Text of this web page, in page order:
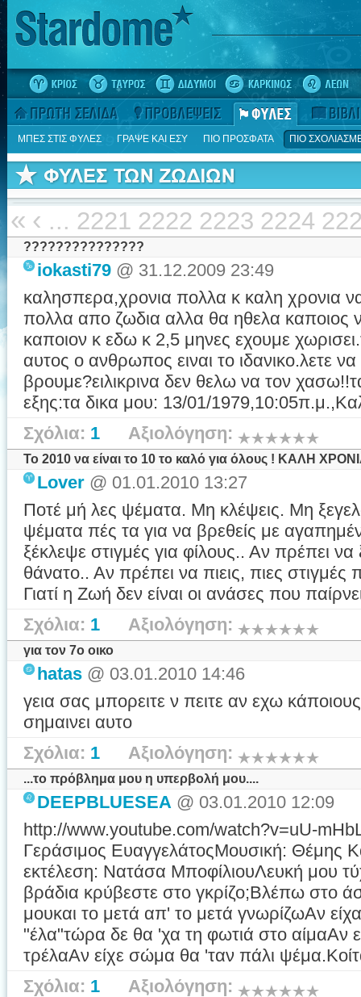
ΜΠΕΣ ΣΤΙΣ ΦΥΛΕΣ ΓΡΑΨΕ ΚΑΙ ΕΣΥ ΠΙΟ ΠΡΟΣΦΑΤΑ ΠΙΟ
« ‹ ... 2221 2222 2223 2224
???????????????
iokasti79 @ 31.12.2009 23:49
καλησπερα,χρονια πολλα κ καλη χρονια
πολλα απο ζωδια αλλα θα ηθελα καποιος
καποιον κ εδω κ 2,5 μηνες εχουμε
αυτος ο ανθρωπος ειναι το ιδανικο.λετε
βρουμε?ειλικρινα δεν θελω να τον
εξης:τα δικα μου: 13/01/
Σχόλια: 1 Αξιολόγηση:
To 2010 να είναι το 10 το καλό για όλους ! ΚΑΛΗ
Lover @ 01.01.2010 13:27
Ποτέ μή λες ψέματα. Μη κλέψεις. Μη
ψέματα πές τα για να βρεθείς με
ξέκλεψε στιγμές για φίλους.. Αν πρέπει να
θάνατο.. Αν πρέπει να πιεις, πιες
Γιατί η Ζωή δεν είναι οι ανάσες που
Σχόλια: 1 Αξιολόγηση:
για τον 7ο οικο
hatas @ 03.01.2010 14:46
γεια σας μπορειτε ν πειτε αν εχω
σημαινει αυτο
Σχόλια: 1 Αξιολόγηση:
...το πρόβλημα μου η υπερβολή μου....
DEEPBLUESEA @ 03.01.2010 12:09
http://www.youtube.com/watch?v=uU-
Γεράσιμος ΕυαγγελάτοςΜουσική: Θέμης
εκτέλεση: Νατάσα ΜποφίλιουΛευκή μου
βράδια κρύβεστε στο γκρίζο;Βλέπω στο
μουκαι το μετά απ' το μετά γνωρίζωΑν
"έλα"τώρα δε θα 'χα τη φωτιά στο αίμαΑν
τρέλαΑν είχε σώμα θα 'ταν πάλι
Σχόλια: 1 Αξιολόγηση: